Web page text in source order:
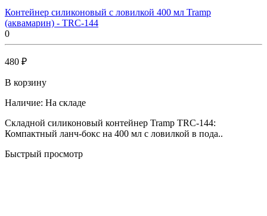
Контейнер силиконовый с ловилкой 400 мл Tramp
(аквамарин) - TRC-144
0
480 ₽
В корзину
Наличие: На складе
Складной силиконовый контейнер Tramp TRC-144:
Компактный ланч-бокс на 400 мл с ловилкой в пода..
Быстрый просмотр